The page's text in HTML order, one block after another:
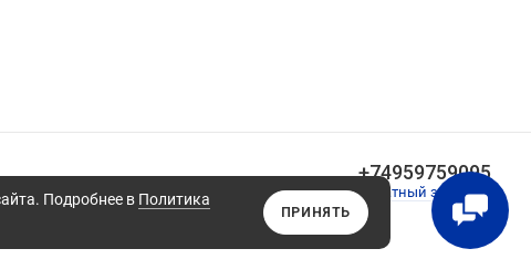
Подробнее в Политика
ПРИНЯТЬ
+74959759095
Обратный звонок